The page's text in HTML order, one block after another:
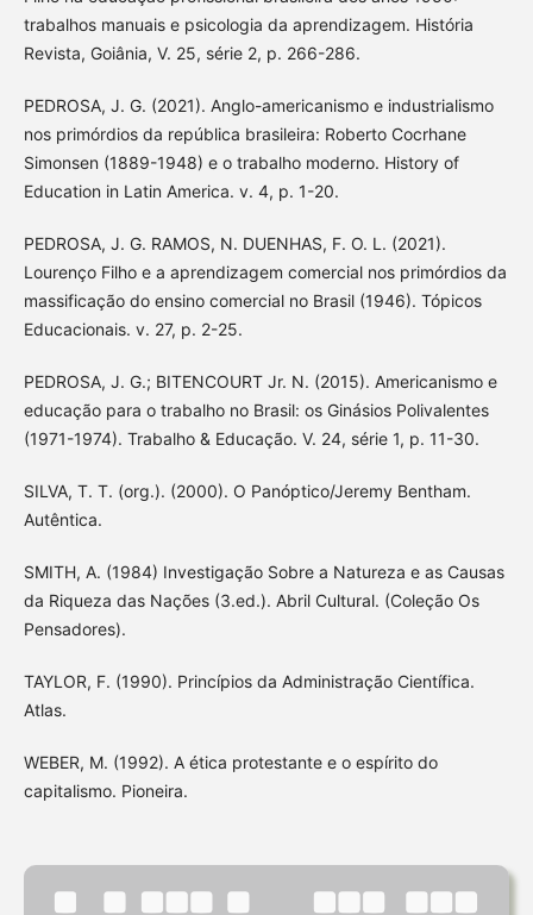
trabalhos manuais e psicologia da aprendizagem. História
Revista, Goiânia, V. 25, série 2, p. 266-286.
PEDROSA, J. G. (2021). Anglo-americanismo e industrialismo
nos primórdios da república brasileira: Roberto Cocrhane
Simonsen (1889-1948) e o trabalho moderno. History of
Education in Latin America. v. 4, p. 1-20.
PEDROSA, J. G. RAMOS, N. DUENHAS, F. O. L. (2021).
Lourenço Filho e a aprendizagem comercial nos primórdios da
massificação do ensino comercial no Brasil (1946). Tópicos
Educacionais. v. 27, p. 2-25.
PEDROSA, J. G.; BITENCOURT Jr. N. (2015). Americanismo e
educação para o trabalho no Brasil: os Ginásios Polivalentes
(1971-1974). Trabalho & Educação. V. 24, série 1, p. 11-30.
SILVA, T. T. (org.). (2000). O Panóptico/Jeremy Bentham.
Autêntica.
SMITH, A. (1984) Investigação Sobre a Natureza e as Causas
da Riqueza das Nações (3.ed.). Abril Cultural. (Coleção Os
Pensadores).
TAYLOR, F. (1990). Princípios da Administração Científica.
Atlas.
WEBER, M. (1992). A ética protestante e o espírito do
capitalismo. Pioneira.